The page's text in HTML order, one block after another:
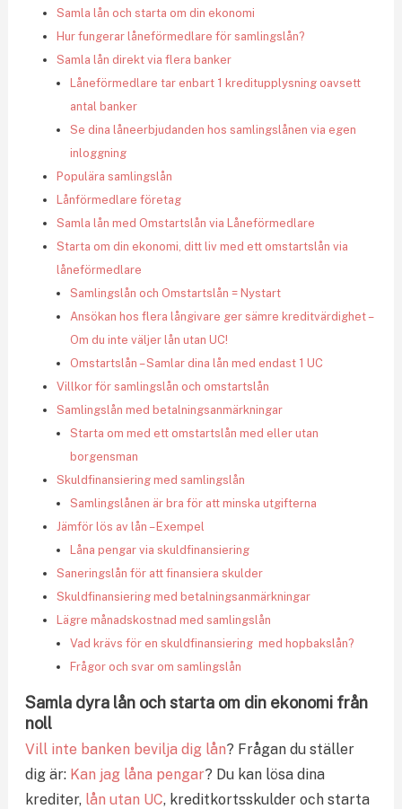
Samla lån och starta om din ekonomi
Hur fungerar låneförmedlare för samlingslån?
Samla lån direkt via flera banker
Låneförmedlare tar enbart 1 kreditupplysning oavsett
antal banker
Se dina låneerbjudanden hos samlingslånen via egen
inloggning
Populära samlingslån
Lånförmedlare företag
Samla lån med Omstartslån via Låneförmedlare
Starta om din ekonomi, ditt liv med ett omstartslån via
låneförmedlare
Samlingslån och Omstartslån = Nystart
Ansökan hos flera långivare ger sämre kreditvärdighet –
Om du inte väljer lån utan UC!
Omstartslån – Samlar dina lån med endast 1 UC
Villkor för samlingslån och omstartslån
Samlingslån med betalningsanmärkningar
Starta om med ett omstartslån med eller utan
borgensman
Skuldfinansiering med samlingslån
Samlingslånen är bra för att minska utgifterna
Jämför lös av lån – Exempel
Låna pengar via skuldfinansiering
Saneringslån för att finansiera skulder
Skuldfinansiering med betalningsanmärkningar
Lägre månadskostnad med samlingslån
Vad krävs för en skuldfinansiering med hopbakslån?
Frågor och svar om samlingslån
Samla dyra lån och starta om din ekonomi från
noll
Vill inte banken bevilja dig lån? Frågan du ställer
dig är: Kan jag låna pengar? Du kan lösa dina
krediter, lån utan UC, kreditkortsskulder och starta